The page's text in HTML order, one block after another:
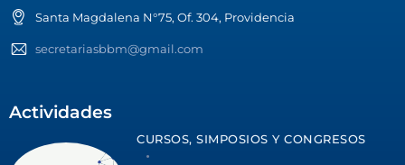
Santa Magdalena N°75, Of. 304, Providencia
secretariasbbm@gmail.com
Actividades
CURSOS, SIMPOSIOS Y CONGRESOS